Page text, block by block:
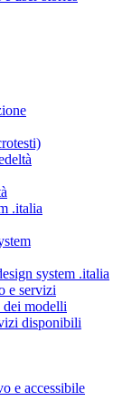
.italia
system .italia
e servizi
dei modelli
disponibili
e accessibile